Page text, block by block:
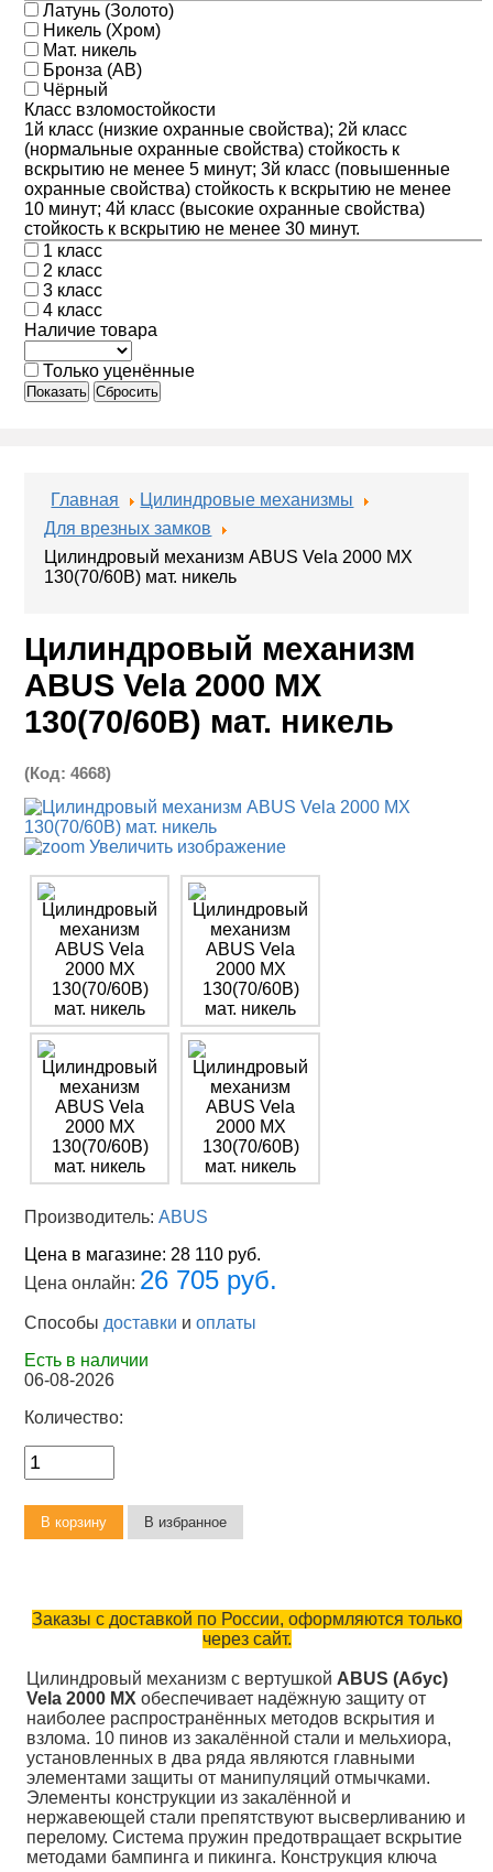
Латунь (Золото)
Никель (Хром)
Мат. никель
Бронза (АВ)
Чёрный
Класс взломостойкости
1й класс (низкие охранные свойства); 2й класс
(нормальные охранные свойства) стойкость к
вскрытию не менее 5 минут; 3й класс (повышенные
охранные свойства) стойкость к вскрытию не менее
10 минут; 4й класс (высокие охранные свойства)
стойкость к вскрытию не менее 30 минут.
1 класс
2 класс
3 класс
4 класс
Наличие товара
Только уценённые
Показать Сбросить
Главная
Цилиндровые механизмы
Для врезных замков
Цилиндровый механизм ABUS Vela 2000 MX
130(70/60В) мат. никель
Цилиндровый механизм
ABUS Vela 2000 MX
130(70/60В) мат. никель
(Код:4668)
Увеличить изображение
Производитель:ABUS
Цена в магазине: 28 110 руб.
Цена онлайн: 26 705 руб.
Способы доставки иоплаты
Есть в наличии
06-08-2026
Количество:
Заказы с доставкой по России, оформляются только
через сайт.
Цилиндровый механизм с вертушкой ABUS (Абус)
Vela 2000 MX обеспечивает надёжную защиту от
наиболее распространённых методов вскрытия и
взлома. 10 пинов из закалённой стали и мельхиора,
установленных в два ряда являются главными
элементами защиты от манипуляций отмычками.
Элементы конструкции из закалённой и
нержавеющей стали препятствуют высверливанию и
перелому. Система пружин предотвращает вскрытие
методами бампинга и пикинга. Конструкция ключа